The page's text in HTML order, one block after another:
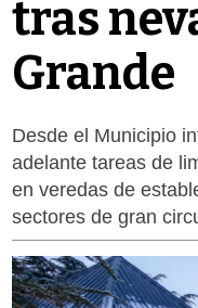
tras
Grande
Desde el Municipio
adelante tareas de
en veredas de
sectores de gran